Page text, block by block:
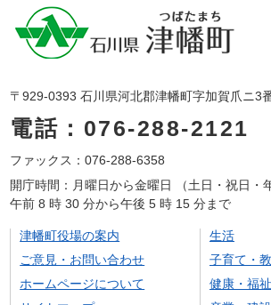
〒929-0393 石川県河北郡津幡町字加賀爪ニ3
電話：076-288-2121
ファックス：076-288-6358
開庁時間：月曜日から金曜日 （土日・祝日・
午前 8 時 30 分から午後 5 時 15 分まで
津幡町役場の案内
ご意見・お問い合わせ
ホームページについて
生活
子育て・
健康・福祉